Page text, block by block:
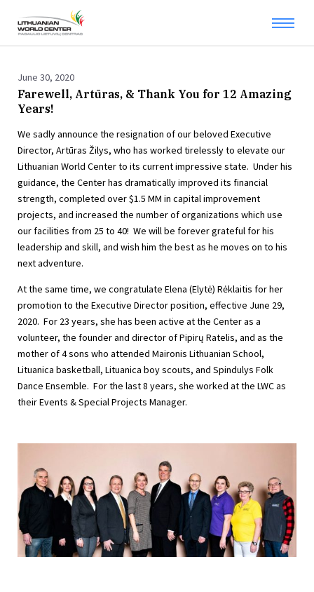
June 30, 2020
Farewell, Artūras, & Thank You for 12 Amazing
Years!
We sadly announce the resignation of our beloved Executive
Director, Artūras Žilys, who has worked tirelessly to elevate our
Lithuanian World Center to its current impressive state. Under his
guidance, the Center has dramatically improved its financial
strength, completed over $1.5 MM in capital improvement
projects, and increased the number of organizations which use
our facilities from 25 to 40! We will be forever grateful for his
leadership and skill, and wish him the best as he moves on to his
next adventure.
At the same time, we congratulate Elena (Elytė) Rėklaitis for her
promotion to the Executive Director position, effective June 29,
2020. For 23 years, she has been active at the Center as a
volunteer, the founder and director of Pipirų Ratelis, and as the
mother of 4 sons who attended Maironis Lithuanian School,
Lituanica basketball, Lituanica boy scouts, and Spindulys Folk
Dance Ensemble. For the last 8 years, she worked at the LWC as
their Events & Special Projects Manager.